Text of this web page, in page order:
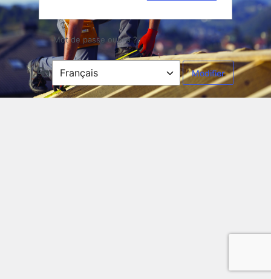
Mot de passe oublié ?
Langue